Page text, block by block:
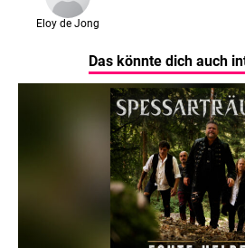
Eloy de Jong
Das könnte dich auch